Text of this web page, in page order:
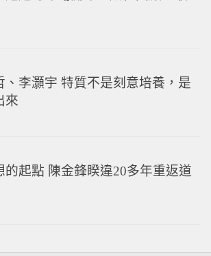
返道奇球場開球 感性回顧「敢
李灝宇 特質不是刻意培養，是
起點 陳金鋒睽違20多年重返道